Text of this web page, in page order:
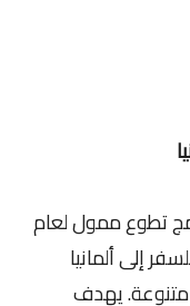
تطوع ممول لعام
إلى ألمانيا
متنوعة. يهدف